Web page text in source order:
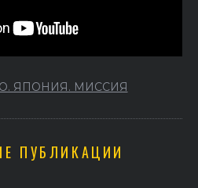
ЯПОНИЯ. МИССИЯ
ПУБЛИКАЦИИ